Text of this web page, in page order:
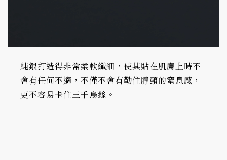
純銀打造得非常柔軟纖細，使其貼在肌膚上時不
會有任何不適，不僅不會有勒住脖頸的窒息感，
更不容易卡住三千烏絲。